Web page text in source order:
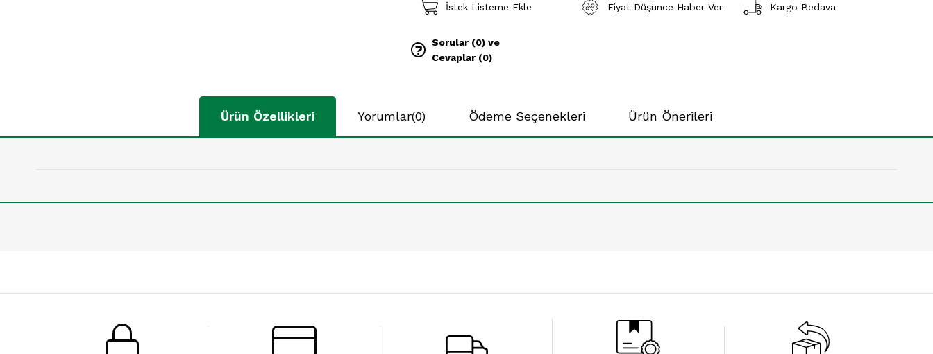
İstek Listeme Ekle Fiyat Düşünce Haber Ver Kargo Bedava
Sorular (0) ve
Cevaplar (0)
Ürün Özellikleri Yorumlar(0) Ödeme Seçenekleri Ürün Önerileri